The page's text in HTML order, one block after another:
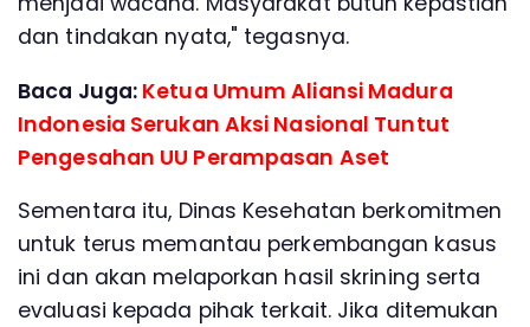
dan tindakan nyata," tegasnya.
Baca Juga: Ketua Umum Aliansi Madura
Indonesia Serukan Aksi Nasional Tuntut
Pengesahan UU Perampasan Aset
Sementara itu, Dinas Kesehatan berkomitmen
untuk terus memantau perkembangan kasus
ini dan akan melaporkan hasil skrining serta
evaluasi kepada pihak terkait. Jika ditemukan